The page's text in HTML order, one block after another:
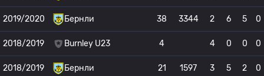
2019/2020 Бернли 38 3344 2 6 5 0
2018/2019 Burnley U23 4 4 0 0 0
2018/2019 Бернли 21 1597 3 5 2 0